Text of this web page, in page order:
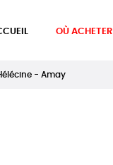
OÙ ACHETER
- Amay